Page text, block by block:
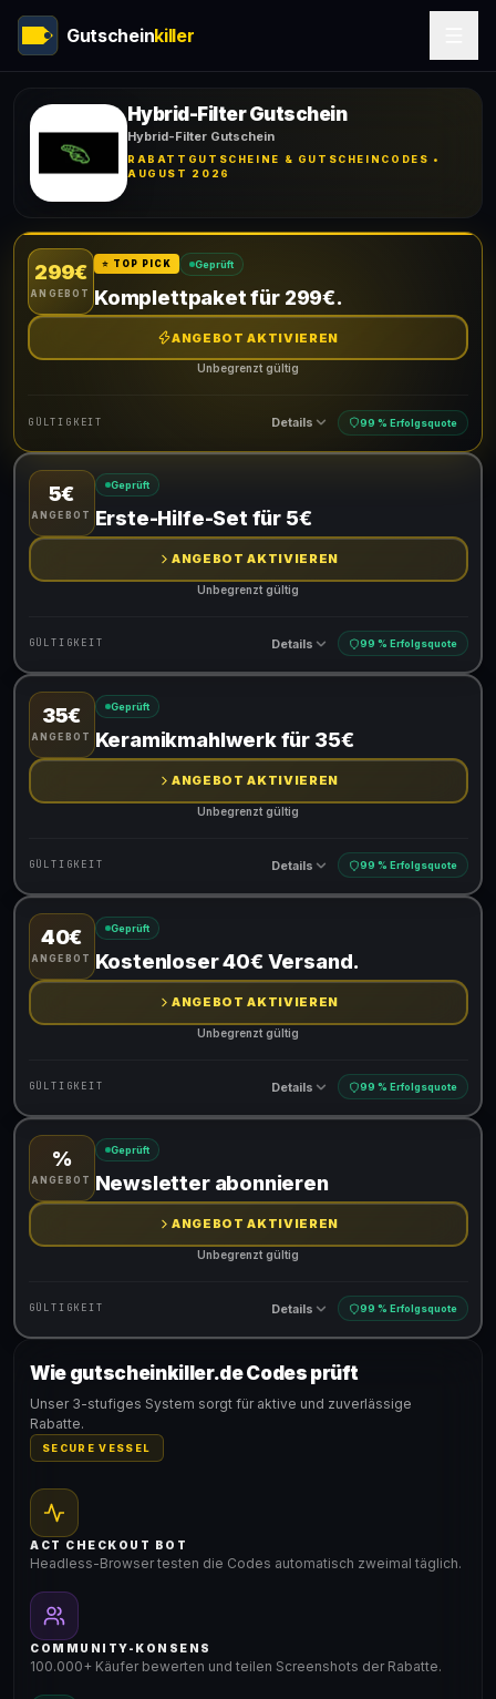
Gutscheinkiller
Hybrid-Filter Gutschein
Hybrid-Filter Gutschein
RABATTGUTSCHEINE & GUTSCHEINCODES •
AUGUST 2026
299€
ANGEBOT
⭐ TOP PICK Geprüft
Komplettpaket für 299€.
ANGEBOT AKTIVIEREN
Unbegrenzt gültig
GÜLTIGKEIT Details 99 % Erfolgsquote
Gültig für teilnehmende Produkte
5€
ANGEBOT
Geprüft
Erste-Hilfe-Set für 5€
ANGEBOT AKTIVIEREN
Unbegrenzt gültig
GÜLTIGKEIT Details 99 % Erfolgsquote
Gültig für teilnehmende Produkte
35€
ANGEBOT
Geprüft
Keramikmahlwerk für 35€
ANGEBOT AKTIVIEREN
Unbegrenzt gültig
GÜLTIGKEIT Details 99 % Erfolgsquote
Gültig für teilnehmende Produkte
40€
ANGEBOT
Geprüft
Kostenloser 40€ Versand.
ANGEBOT AKTIVIEREN
Unbegrenzt gültig
GÜLTIGKEIT Details 99 % Erfolgsquote
Gültig für teilnehmende Produkte
%
ANGEBOT
Geprüft
Newsletter abonnieren
ANGEBOT AKTIVIEREN
Unbegrenzt gültig
GÜLTIGKEIT Details 99 % Erfolgsquote
Gültig für teilnehmende Produkte
Wie gutscheinkiller.de Codes prüft
Unser 3-stufiges System sorgt für aktive und zuverlässige
Rabatte.
SECURE VESSEL
ACT CHECKOUT BOT
Headless-Browser testen die Codes automatisch zweimal täglich.
COMMUNITY-KONSENS
100.000+ Käufer bewerten und teilen Screenshots der Rabatte.